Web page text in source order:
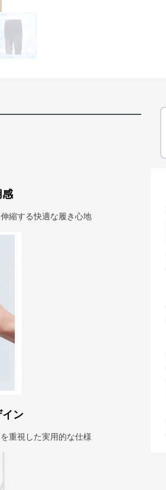
感
縮する快適な履き心地
イン
重視した実用的な仕様